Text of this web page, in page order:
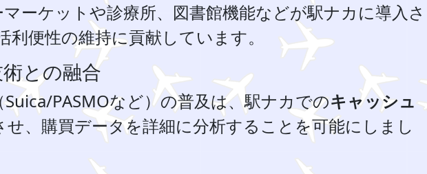
ーケットや診療所、図書館機能などが駅ナカに導入さ
利便性の維持に貢献しています。
との融合
PASMOなど）の普及は、駅ナカでのキャッシュ
せ、購買データを詳細に分析することを可能にしまし